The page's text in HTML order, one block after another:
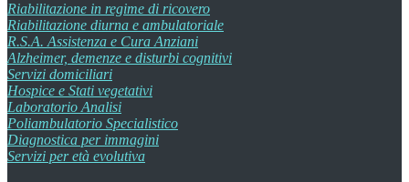
Riabilitazione in regime di ricovero
Riabilitazione diurna e ambulatoriale
R.S.A. Assistenza e Cura Anziani
Alzheimer, demenze e disturbi cognitivi
Servizi domiciliari
Hospice e Stati vegetativi
Laboratorio Analisi
Poliambulatorio Specialistico
Diagnostica per immagini
Servizi per età evolutiva